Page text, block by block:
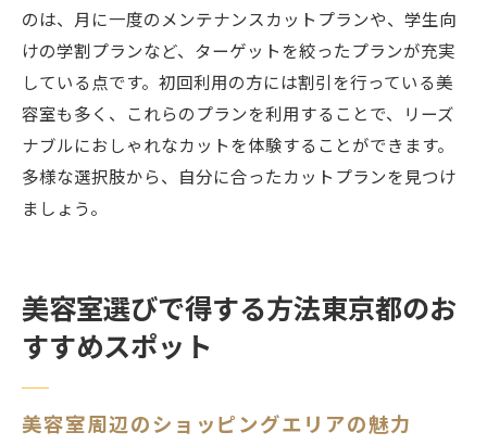
のは、月に一度のメンテナンスカットプランや、学生向
けの学割プランなど、ターゲットを絞ったプランが充実
している点です。初回利用の方には割引を行っている美
容室も多く、これらのプランを利用することで、リーズ
ナブルにおしゃれなカットを体験することができます。
多様な選択肢から、自分に合ったカットプランを見つけ
ましょう。
美容室選びで得する方法東京都のお
すすめスポット
美容室周辺のショッピングエリアの魅力